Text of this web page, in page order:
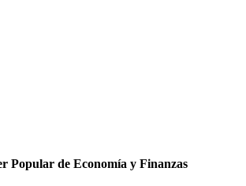
Popular de Economía y Finanzas